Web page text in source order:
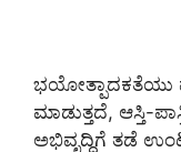
ಭಯೋತ್ಪಾದಕತೆಯು
ಮಾಡುತ್ತದೆ, ಆಸ್ತಿ-
ಅಭಿವೃದ್ಧಿಗೆ ತಡೆ